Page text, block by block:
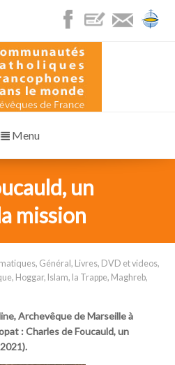
Menu
un
mission
, Général , Livres, DVD et videos,
, Hoggar, Islam, la Trappe, Maghreb,
Archevêque de Marseille à
: Charles de Foucauld, un